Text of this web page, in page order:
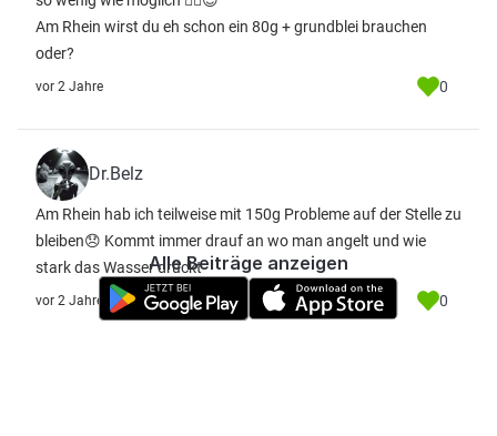
Am Rhein wirst du eh schon ein 80g + grundblei brauchen
oder?
vor 2 Jahre 0
Dr.Belz
Am Rhein hab ich teilweise mit 150g Probleme auf der Stelle zu
bleiben😞 Kommt immer drauf an wo man angelt und wie
stark das Wasser drückt
vor 2 Jahre 0
Alle Beiträge anzeigen